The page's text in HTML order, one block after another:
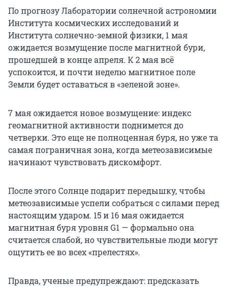
По прогнозу Лаборатории солнечной астрономии
Института космических исследований и
Института солнечно-земной физики, 1 мая
ожидается возмущение после магнитной бури,
прошедшей в конце апреля. К 2 мая всё
успокоится, и почти неделю магнитное поле
Земли будет оставаться в «зеленой зоне».
7 мая ожидается новое возмущение: индекс
геомагнитной активности поднимется до
четверки. Это еще не полноценная буря, но уже та
самая пограничная зона, когда метеозависимые
начинают чувствовать дискомфорт.
После этого Солнце подарит передышку, чтобы
метеозависимые успели собраться с силами перед
настоящим ударом. 15 и 16 мая ожидается
магнитная буря уровня G1 — формально она
считается слабой, но чувствительные люди могут
ощутить ее во всех «прелестях».
Правда, ученые предупреждают: предсказать